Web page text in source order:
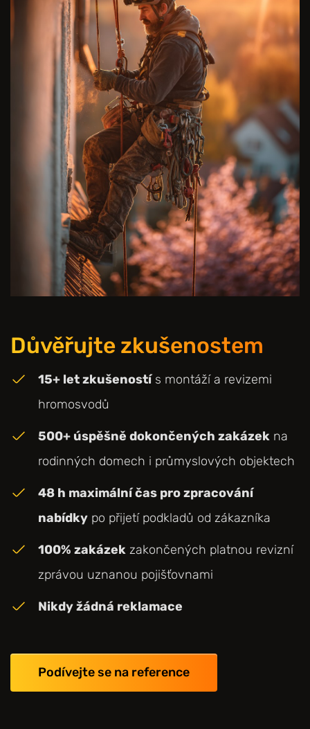
Důvěřujte zkušenostem
15+ let zkušenostís montáží a revizemi
hromosvodů
500+ úspěšně dokončených zakázek na
rodinných domech i průmyslových objektech
48 h maximální čas pro zpracování
nabídky po přijetí podkladů od zákazníka
100% zakázek zakončených platnou revizní
zprávou uznanou pojišťovnami
Nikdy žádná reklamace
Podívejte se na reference